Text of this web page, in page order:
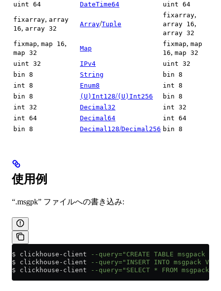
uint 64
DateTime64 uint 64
fixarray, array
16, array 32
Array/Tuple
fixarray,
array 16,
array 32
fixmap, map 16,
map 32
Map
fixmap, map
16, map 32
uint 32
IPv4
uint 32
bin 8
String
bin 8
int 8
Enum8
int 8
bin 8
(U)Int128/(U)Int256
bin 8
int 32
Decimal32
int 32
int 64
Decimal64
int 64
bin 8
Decimal128/Decimal256 bin 8
使用例
“.msgpk” ファイルへの書き込み:
$ clickhouse - client
--query="CREATE TABLE msgpack
$ clickhouse - client
--query="INSERT INTO
$ clickhouse - client --query="SELECT * FROM msgpack